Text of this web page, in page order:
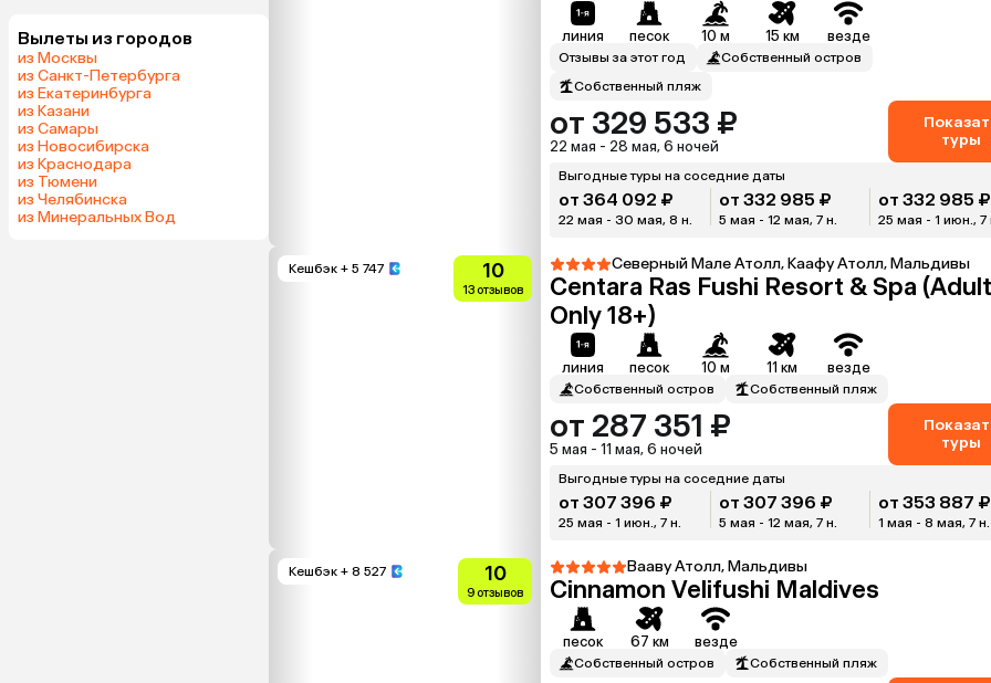
Вылеты из городов
из Москвы
из Санкт-Петербурга
из Екатеринбурга
из Казани
из Самары
из Новосибирска
из Краснодара
из Тюмени
из Челябинска
из Минеральных Вод
линия песок 10 м 15 км везде
Отзывы за этот год
Собственный остров
Собственный пляж
от 329 533 ₽
22 мая - 28 мая, 6 ночей
туры
Выгодные туры на соседние даты
от 364 092 ₽
22 мая - 30 мая, 8 н.
от 332 985 ₽
5 мая - 12 мая, 7 н.
от 332 985 ₽
25 мая - 1 июн., 7
Кешбэк + 5 747 10
13 отзывов
Северный Мале Атолл, Каафу Атолл, Мальдивы
Centara Ras Fushi Resort & Spa
Only 18+)
линия песок 10 м 11 км везде
Собственный остров Собственный пляж
от 287 351 ₽
5 мая - 11 мая, 6 ночей
туры
Выгодные туры на соседние даты
от 307 396 ₽
25 мая - 1 июн., 7 н.
от 307 396 ₽
5 мая - 12 мая, 7 н.
от 353 887 ₽
1 мая - 8 мая, 7 н.
Кешбэк + 8 527 10
9 отзывов
Вааву Атолл, Мальдивы
Cinnamon Velifushi Maldives
песок 67 км везде
Собственный остров Собственный пляж